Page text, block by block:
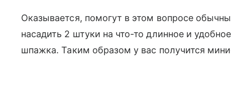
Оказывается, помогут в этом вопросе
насадить 2 штуки на что-то длинное и
шпажка. Таким образом у вас получится